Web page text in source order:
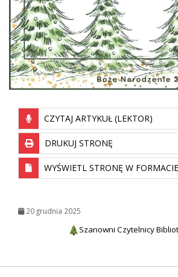
CZYTAJ ARTYKUŁ (LEKTOR)
DRUKUJ STRONĘ
WYŚWIETL STRONĘ W
20 grudnia 2025
Szanowni Czytelnicy